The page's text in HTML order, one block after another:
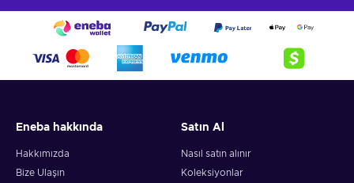
Eneba hakkında
Hakkımızda
Bize Ulaşın
Satın Al
Nasıl satın alınır
Koleksiyonlar